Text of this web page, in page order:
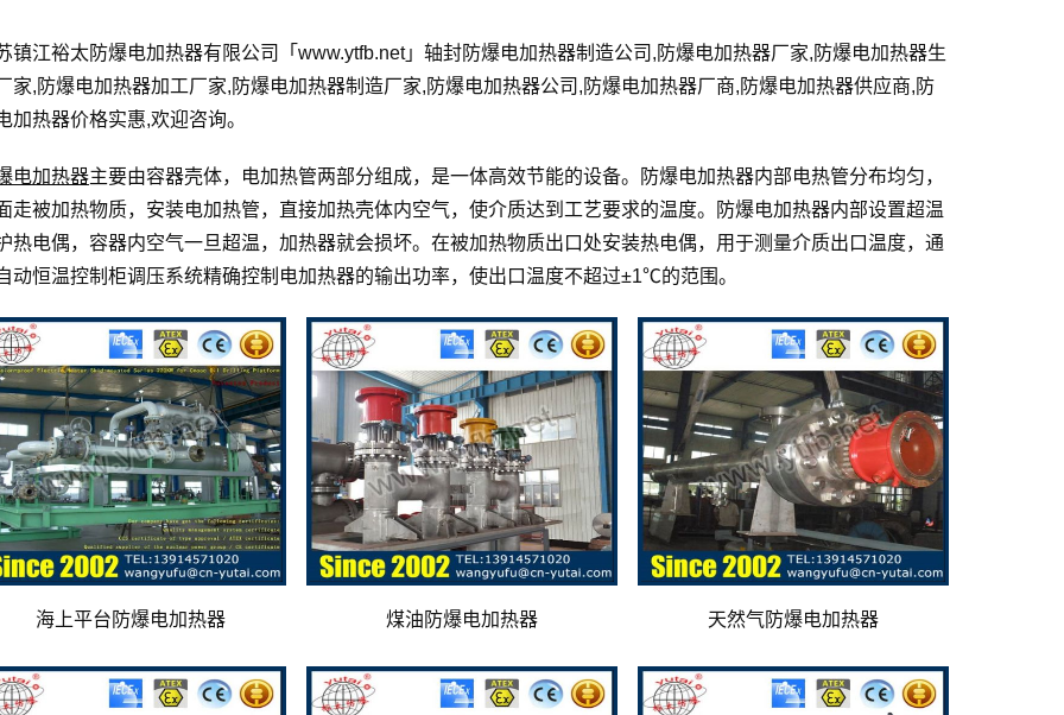
镇江裕太防爆电加热器有限公司「www.ytfb.net」轴封防爆电加热器制造公司,防爆电加热器厂家,防爆电加热器生
家,防爆电加热器加工厂家,防爆电加热器制造厂家,防爆电加热器公司,防爆电加热器厂商,防爆电加热器供应商,防
加热器价格实惠,欢迎咨询。
电加热器主要由容器壳体，电加热管两部分组成，是一体高效节能的设备。防爆电加热器内部电热管分布均匀，
走被加热物质，安装电加热管，直接加热壳体内空气，使介质达到工艺要求的温度。防爆电加热器内部设置超温
热电偶，容器内空气一旦超温，加热器就会损坏。在被加热物质出口处安装热电偶，用于测量介质出口温度，通
动恒温控制柜调压系统精确控制电加热器的输出功率，使出口温度不超过±1℃的范围。
海上平台防爆电加热器 煤油防爆电加热器 天然气防爆电加热器